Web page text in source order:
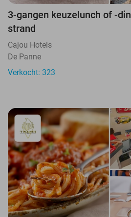
3-gangen keuzelunch of -
strand
Cajou Hotels
De Panne
Verkocht: 323